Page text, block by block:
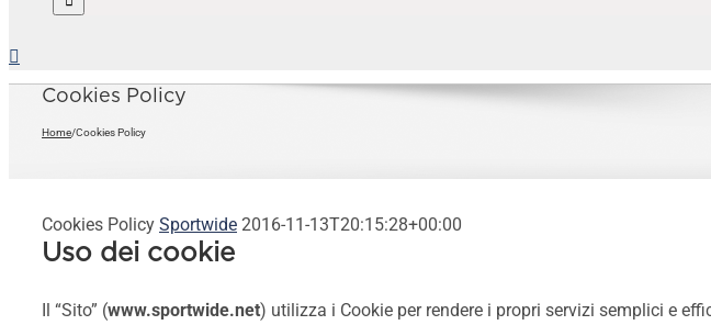
Cookies Policy
Home/Cookies Policy
Cookies Policy Sportwide 2016-11-13T20:15:28+00:00
Uso dei cookie
Il “Sito” (www.sportwide.net) utilizza i Cookie per rendere i propri servizi semplici e